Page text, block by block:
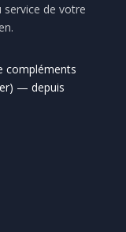
de votre
compléments
— depuis